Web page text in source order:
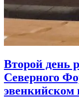
Второй день
Северного
эвенкийском